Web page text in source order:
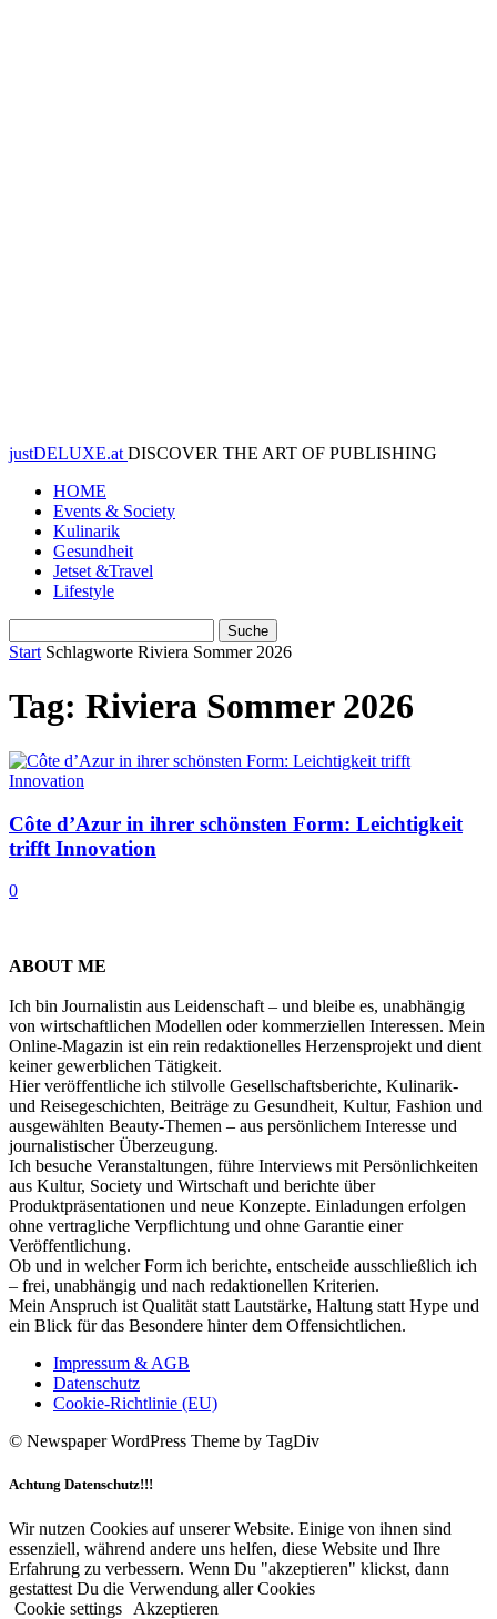
justDELUXE.at DISCOVER THE ART OF PUBLISHING
HOME
Events & Society
Kulinarik
Gesundheit
Jetset &Travel
Lifestyle
Start Schlagworte Riviera Sommer 2026
Tag: Riviera Sommer 2026
Côte d’Azur in ihrer schönsten Form: Leichtigkeit
trifft Innovation
0
ABOUT ME
Ich bin Journalistin aus Leidenschaft – und bleibe es, unabhängig
von wirtschaftlichen Modellen oder kommerziellen Interessen. Mein
Online-Magazin ist ein rein redaktionelles Herzensprojekt und dient
keiner gewerblichen Tätigkeit.
Hier veröffentliche ich stilvolle Gesellschaftsberichte, Kulinarik-
und Reisegeschichten, Beiträge zu Gesundheit, Kultur, Fashion und
ausgewählten Beauty-Themen – aus persönlichem Interesse und
journalistischer Überzeugung.
Ich besuche Veranstaltungen, führe Interviews mit Persönlichkeiten
aus Kultur, Society und Wirtschaft und berichte über
Produktpräsentationen und neue Konzepte. Einladungen erfolgen
ohne vertragliche Verpflichtung und ohne Garantie einer
Veröffentlichung.
Ob und in welcher Form ich berichte, entscheide ausschließlich ich
– frei, unabhängig und nach redaktionellen Kriterien.
Mein Anspruch ist Qualität statt Lautstärke, Haltung statt Hype und
ein Blick für das Besondere hinter dem Offensichtlichen.
Impressum & AGB
Datenschutz
Cookie-Richtlinie (EU)
© Newspaper WordPress Theme by TagDiv
Achtung Datenschutz!!!
Wir nutzen Cookies auf unserer Website. Einige von ihnen sind
essenziell, während andere uns helfen, diese Website und Ihre
Erfahrung zu verbessern. Wenn Du "akzeptieren" klickst, dann
gestattest Du die Verwendung aller Cookies
Cookie settings
Akzeptieren